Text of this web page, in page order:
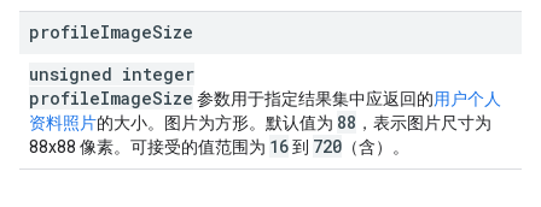
profileImageSize
unsigned integer
profileImageSize 参数用于指定结果集中应返回的用户个人
资料照片的大小。图片为方形。默认值为 88 ，表示图片尺寸为
88x88 像素。可接受的值范围为 16到 720 （含）。